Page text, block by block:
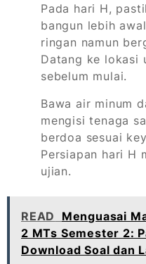
Pada hari H,
bangun lebih
ringan namun
Datang ke lokasi
sebelum mulai.
Bawa air minum
mengisi tenaga
berdoa sesuai
Persiapan hari H
ujian.
READ
Menguasai
2 MTs Semester 2:
Download Soal dan